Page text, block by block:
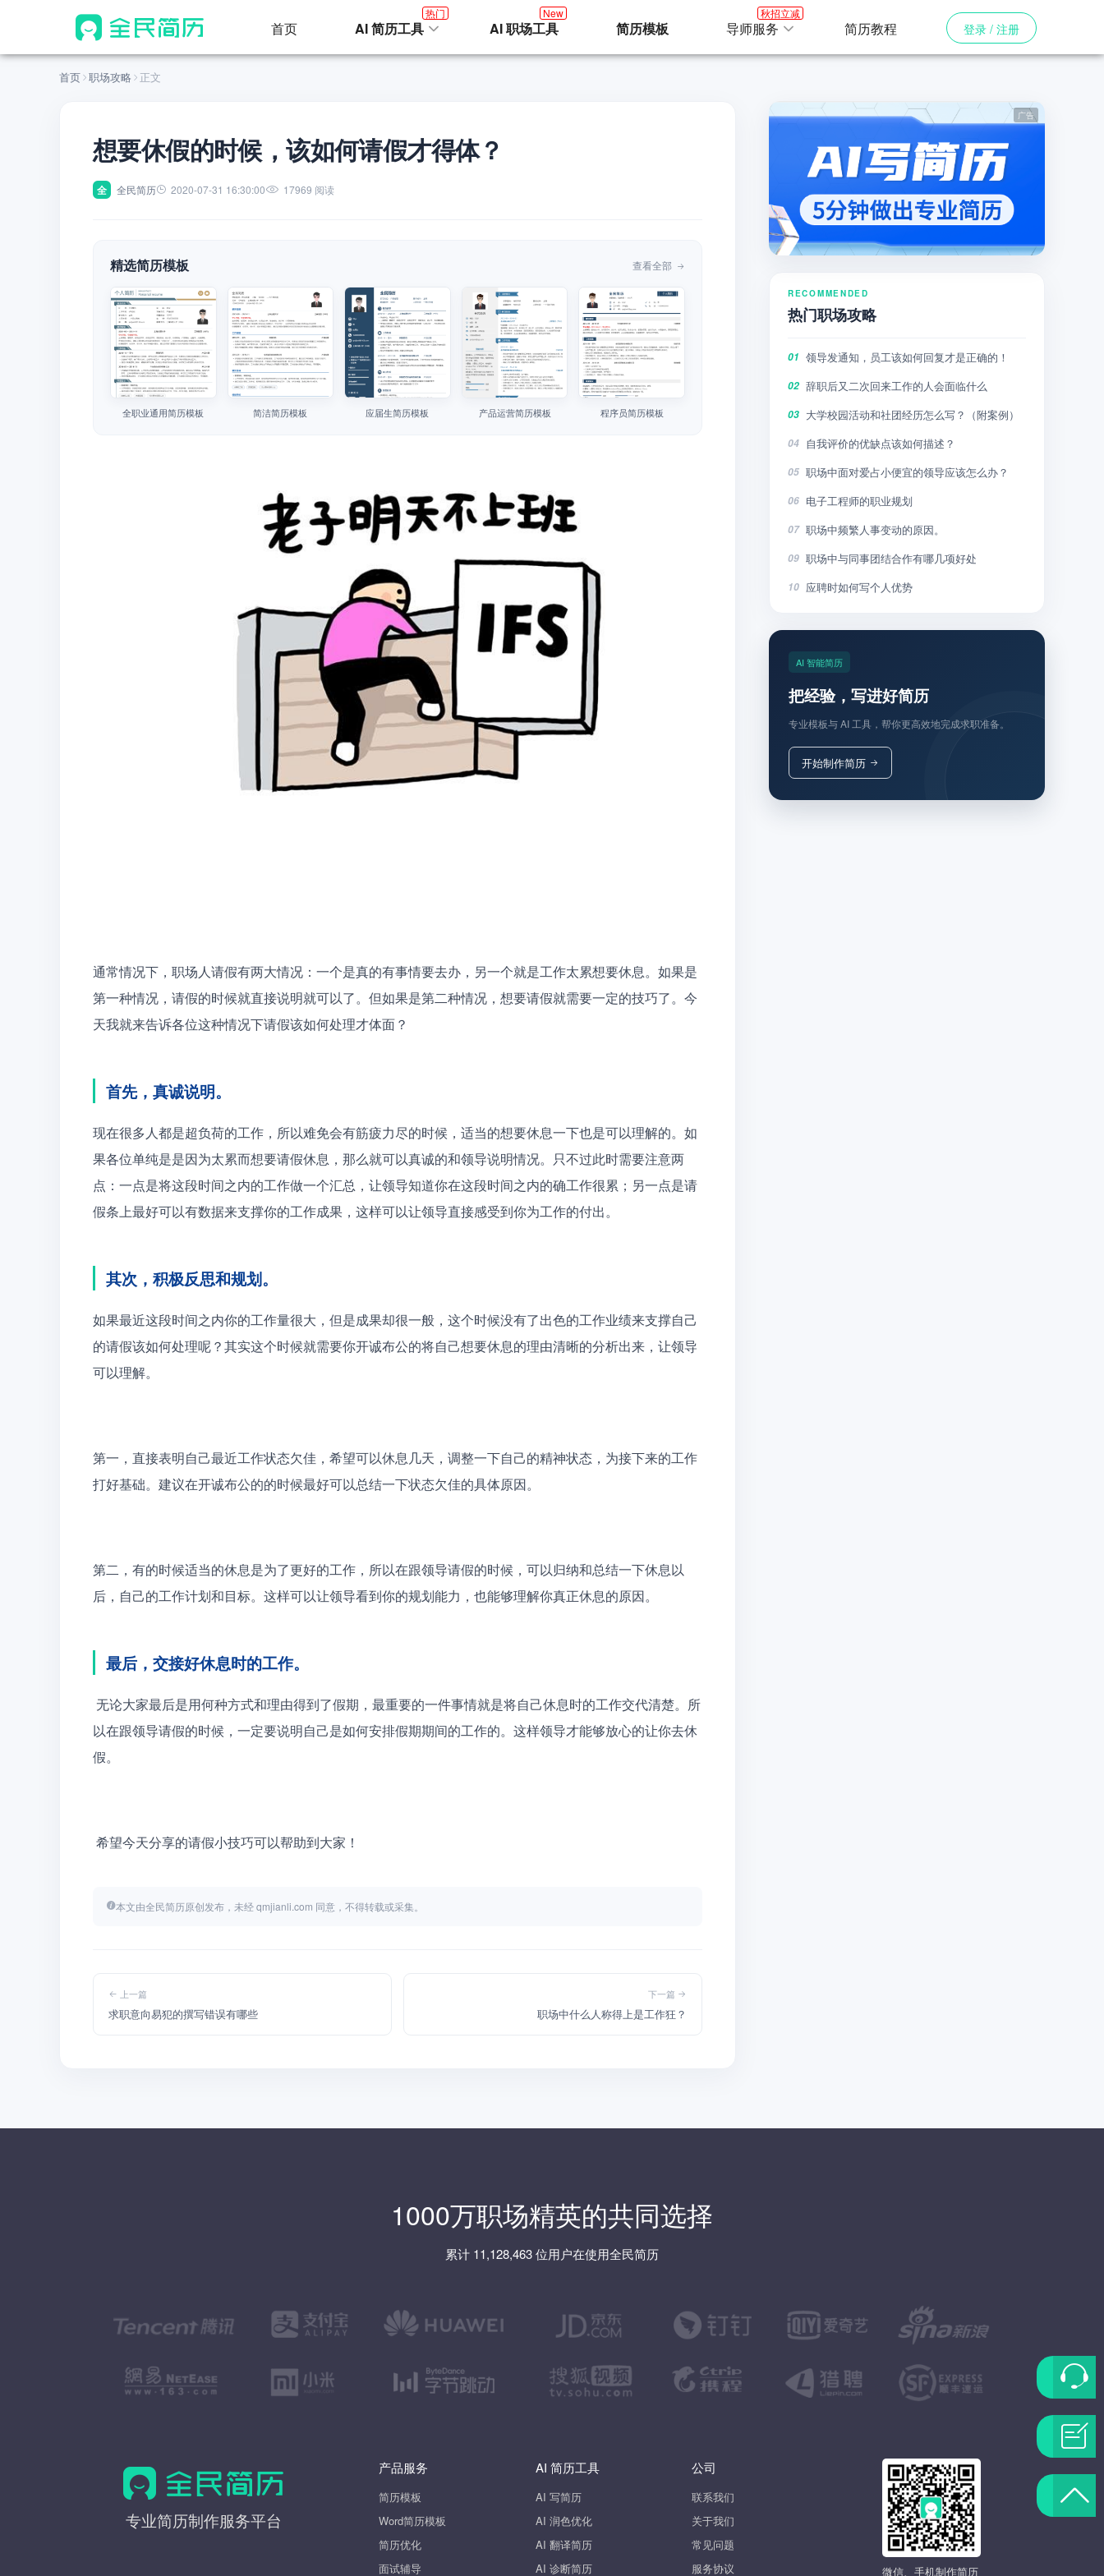
首页 AI 简历工具
热门
AI 职场工具
New
简历模板 导师服务
秋招立减
简历教程 登录 / 注册
首页 职场攻略 正文
想要休假的时候，该如何请假才得体？
全 全民简历 2020-07-31 16:30:00 17969 阅读
精选简历模板 查看全部
全职业通用简历模板 简洁简历模板 应届生简历模板 产品运营简历模板 程序员简历模板
通常情况下，职场人请假有两大情况：一个是真的有事情要去办，另一个就是工作太累想要休息。如果是
第一种情况，请假的时候就直接说明就可以了。但如果是第二种情况，想要请假就需要一定的技巧了。今
天我就来告诉各位这种情况下请假该如何处理才体面？
首先，真诚说明。
现在很多人都是超负荷的工作，所以难免会有筋疲力尽的时候，适当的想要休息一下也是可以理解的。如
果各位单纯是是因为太累而想要请假休息，那么就可以真诚的和领导说明情况。只不过此时需要注意两
点：一点是将这段时间之内的工作做一个汇总，让领导知道你在这段时间之内的确工作很累；另一点是请
假条上最好可以有数据来支撑你的工作成果，这样可以让领导直接感受到你为工作的付出。
其次，积极反思和规划。
如果最近这段时间之内你的工作量很大，但是成果却很一般，这个时候没有了出色的工作业绩来支撑自己
的请假该如何处理呢？其实这个时候就需要你开诚布公的将自己想要休息的理由清晰的分析出来，让领导
可以理解。
第一， 直接表明自己最近工作状态欠佳，希望可以休息几天，调整一下自己的精神状态，为接下来的工作
打好基础。建议在开诚布公的的时候最好可以总结一下状态欠佳的具体原因。
第二， 有的时候适当的休息是为了更好的工作，所以在跟领导请假的时候，可以归纳和总结一下休息以
后，自己的工作计划和目标。这样可以让领导看到你的规划能力，也能够理解你真正休息的原因。
最后，交接好休息时的工作。
以在跟领导请假的时候，一定要说明自己是如何安排假期期间的工作的。这样领导才能够放心的让你去休
假。
希望今天分享的请假小技巧可以帮助到大家！
本文由全民简历原创发布，未经 qmjianli.com 同意，不得转载或采集。
上一篇
求职意向易犯的撰写错误有哪些
下一篇
职场中什么人称得上是工作狂？
RECOMMENDED
热门职场攻略
01 领导发通知，员工该如何回复才是正确的！
02 辞职后又二次回来工作的人会面临什么
03 大学校园活动和社团经历怎么写？（附案例）
04 自我评价的优缺点该如何描述？
05 职场中面对爱占小便宜的领导应该怎么办？
06 电子工程师的职业规划
07 职场中频繁人事变动的原因。
09 职场中与同事团结合作有哪几项好处
10 应聘时如何写个人优势
AI 智能简历
把经验，写进好简历
专业模板与 AI 工具，帮你更高效地完成求职准备。
开始制作简历
1000万职场精英的共同选择
累计 11,128,463 位用户在使用全民简历
全
专业简历制作服务平台
产品服务
简历模板
Word简历模板
简历优化
面试辅导
AI 简历工具
AI 写简历
AI 润色优化
AI 翻译简历
AI 诊断简历
公司
联系我们
关于我们
常见问题
服务协议
微信、手机制作简历
联
系
客
服
题
反
返